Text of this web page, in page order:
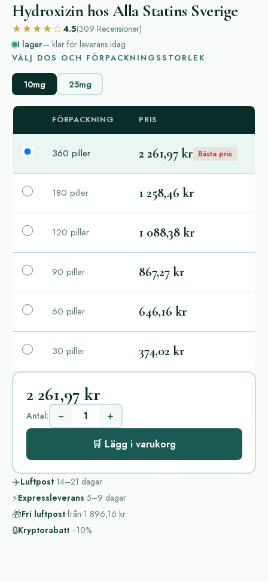
Hydroxizin hos Alla Statins Sverige
★★★★☆4.5(309 Recensioner)
I lager— klar för leverans idag
VÄLJ DOS OCH FÖRPACKNINGSSTORLEK
10mg 25mg
FÖRPACKNING PRIS
360 piller 2 261,97 kr Bästa pris
180 piller 1 258,46 kr
120 piller 1 088,38 kr
90 piller 867,27 kr
60 piller 646,16 kr
30 piller 374,02 kr
2 261,97 kr
Antal: − +
🛒 Lägg i varukorg
✈️Luftpost 14–21 dagar
⚡Expressleverans 5–9 dagar
🎁Fri luftpost från 1 896,16 kr
🔒Kryptorabatt −10%